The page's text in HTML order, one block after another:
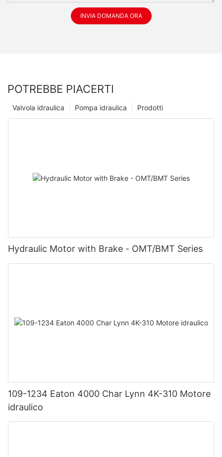
INVIA DOMANDA ORA
POTREBBE PIACERTI
Prodotti
Pompa idraulica
Valvola idraulica
Hydraulic Motor with Brake - OMT/BMT Series
109-1234 Eaton 4000 Char Lynn 4K-310 Motore
idraulico